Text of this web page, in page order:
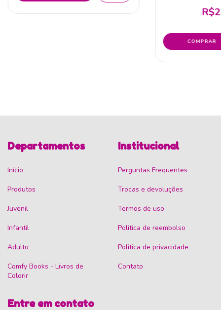
Departamentos
Início
Produtos
Juvenil
Infantil
Adulto
Comfy Books - Livros de
Colorir
Institucional
Perguntas Frequentes
Trocas e devoluções
Termos de uso
Politica de reembolso
Politica de privacidade
Contato
Entre em contato